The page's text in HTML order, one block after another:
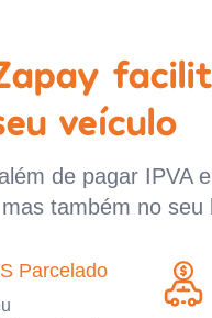
veículo
de pagar IPVA
também no seu
Parcelado